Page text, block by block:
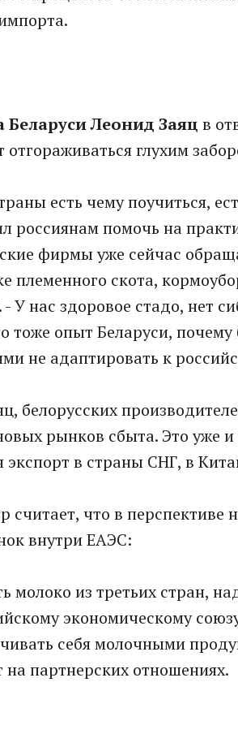
Беларуси Леонид Заяц в
отгораживаться глухим
есть чему поучиться,
россиянам помочь на
фирмы уже сейчас
племенного скота,
У нас здоровое стадо, нет
тоже опыт Беларуси,
не адаптировать к
белорусских
рынков сбыта. Это уже
экспорт в страны СНГ, в
считает, что в перспективе
внутри ЕАЭС:
молоко из третьих стран,
экономическому
себя молочными
на партнерских отношениях.